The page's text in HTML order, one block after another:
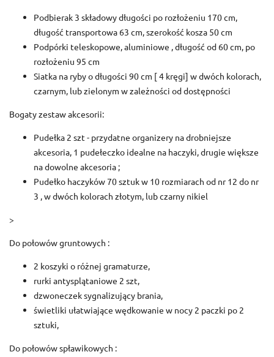
Podbierak 3 składowy długości po rozłożeniu 170 cm,
długość transportowa 63 cm, szerokość kosza 50 cm
Podpórki teleskopowe, aluminiowe , długość od 60 cm, po
rozłożeniu 95 cm
Siatka na ryby o długości 90 cm [ 4 kręgi] w dwóch kolorach,
czarnym, lub zielonym w zależności od dostępności
Bogaty zestaw akcesorii:
Pudełka 2 szt - przydatne organizery na drobniejsze
akcesoria, 1 pudełeczko idealne na haczyki, drugie większe
na dowolne akcesoria ;
Pudełko haczyków 70 sztuk w 10 rozmiarach od nr 12 do nr
3 , w dwóch kolorach złotym, lub czarny nikiel
>
Do połowów gruntowych :
2 koszyki o różnej gramaturze,
rurki antysplątaniowe 2 szt,
dzwoneczek sygnalizujący brania,
świetliki ułatwiające wędkowanie w nocy 2 paczki po 2
sztuki,
Do połowów spławikowych :